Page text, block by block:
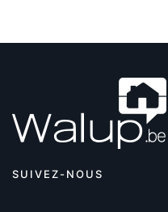
SUIVEZ-NOUS